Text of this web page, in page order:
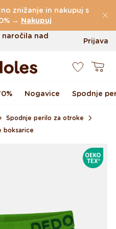
znižanje in nakupuj s
→ Nakupuj
nad
Prijava
Košarica
Nogavice Spodnje
Spodnje perilo za otroke
boksarice